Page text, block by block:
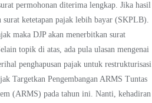
permohonan diterima lengkap. Jika hasil
surat ketetapan pajak lebih bayar (SKPLB).
maka DJP akan menerbitkan surat
topik di atas, ada pula ulasan mengenai
penghapusan pajak untuk restrukturisasi
Targetkan Pengembangan ARMS Tuntas
(ARMS) pada tahun ini. Nanti, kehadiran